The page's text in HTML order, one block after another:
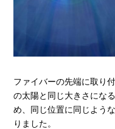
ファイバーの先端に取り
の太陽と同じ大きさにな
め、同じ位置に同じよう
りました。